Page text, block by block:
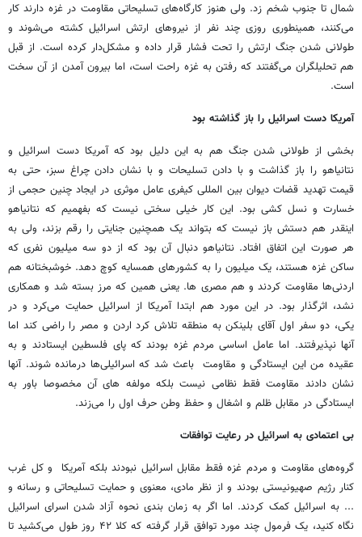
شمال تا جنوب شخم زد. ولی هنوز کارگاه‌های تسلیحاتی مقاومت در غزه دارند کار
می‌کنند، همینطوری روزی چند نفر از نیروهای ارتش اسرائیل کشته می‌شوند و
طولانی شدن جنگ ارتش را تحت فشار قرار داده و مشکل‌دار کرده است. از قبل
هم تحلیلگران می‌گفتند که رفتن به غزه راحت است، اما بیرون آمدن از آن سخت
است.
آمریکا دست اسرائیل را باز گذاشته بود
بخشی از طولانی شدن جنگ هم به این دلیل بود که آمریکا دست اسرائیل و
نتانیاهو را باز گذاشت و با دادن تسلیحات و با نشان دادن چراغ سبز، حتی به
قیمت تهدید قضات دیوان بین المللی کیفری عامل موثری در ایجاد چنین حجمی از
خسارت و نسل کشی بود. این کار خیلی سختی نیست که بفهمیم که نتانیاهو
اینقدر هم دستش باز نیست که بتواند یک همچنین جنایتی را رقم بزند، ولی به
هر صورت این اتفاق افتاد. نتانیاهو دنبال آن بود که از دو سه میلیون نفری که
ساکن غزه هستند، یک میلیون را به کشورهای همسایه کوچ دهد. خوشبختانه هم
اردنی‌ها مقاومت کردند و هم مصری ها. یعنی همین که مرز بسته شد و همکاری
نشد، اثرگذار بود. در این مورد هم ابتدا آمریکا از اسرائیل حمایت می‌کرد و در
یکی، دو سفر اول آقای بلینکن به منطقه تلاش کرد اردن و مصر را راضی کند اما
آنها نپذیرفتند. اما عامل اساسی مردم غزه بودند که پای فلسطین ایستادند و به
عقیده من این ایستادگی و مقاومت باعث شد که اسرائیلی‌ها درمانده شوند. آنها
نشان دادند مقاومت فقط نظامی نیست بلکه مولفه های آن مخصوصا باور به
ایستادگی در مقابل ظلم و اشغال و حفظ وطن حرف اول را می‌زند.
بی اعتمادی به اسرائیل در رعایت توافقات
گروه‌های مقاومت و مردم غزه فقط مقابل اسرائیل نبودند بلکه آمریکا و کل غرب
کنار رژیم صهیونیستی بودند و از نظر مادی، معنوی و حمایت تسلیحاتی و رسانه و
... به اسرائیل کمک کردند. اما اگر به زمان بندی نحوه آزاد شدن اسرای اسرائیل
نگاه کنید، یک فرمول چند مورد توافق قرار گرفته که کلا ۴۲ روز طول می‌کشید تا